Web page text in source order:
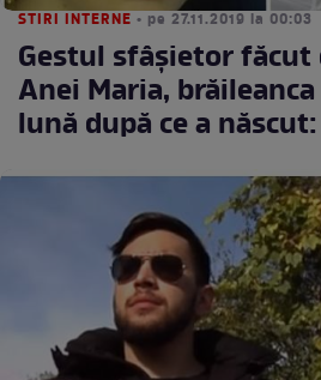
STIRI INTERNE • pe 27.11.2019 la 00:03
Gestul sfâşietor
Anei Maria,
lună după ce a